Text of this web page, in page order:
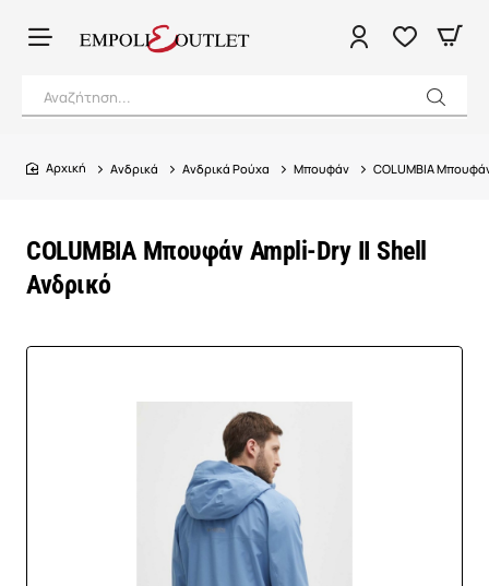
Αναζήτηση...
COLUMBIA Μπουφάν Ampli-Dry II Shell
Ανδρικό
home
Ανδρικά Ανδρικά Ρούχα Μπουφάν COLUMBIA